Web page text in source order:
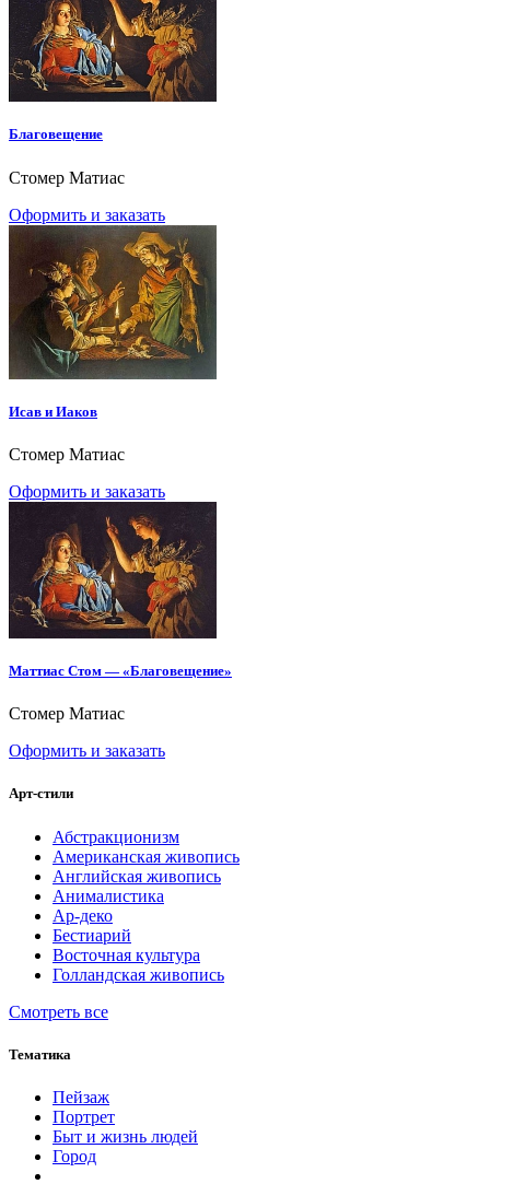
Благовещение
Стомер Матиас
Оформить и заказать
Исав и Иаков
Стомер Матиас
Оформить и заказать
Маттиас Стом — «Благовещение»
Стомер Матиас
Оформить и заказать
Арт-стили
Абстракционизм
Американская живопись
Английская живопись
Анималистика
Ар-деко
Бестиарий
Восточная культура
Голландская живопись
Смотреть все
Тематика
Пейзаж
Портрет
Быт и жизнь людей
Город